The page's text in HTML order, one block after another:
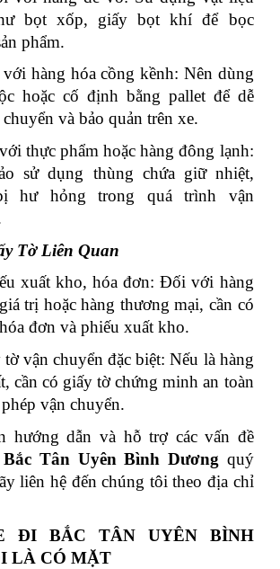
bọt xốp, giấy bọt khí để bọc
phẩm.
hàng hóa cồng kềnh: Nên dùng
hoặc cố định bằng pallet để dễ
và bảo quản trên xe.
thực phẩm hoặc hàng đông lạnh:
sử dụng thùng chứa giữ nhiệt,
hư hỏng trong quá trình vận
Tờ Liên Quan
xuất kho, hóa đơn: Đối với hàng
trị hoặc hàng thương mại, cần có
đơn và phiếu xuất kho.
tờ vận chuyển đặc biệt: Nếu là hàng
cần có giấy tờ chứng minh an toàn
vận chuyển.
hướng dẫn và hỗ trợ các vấn đề
Tân Uyên Bình Dương quý
liên hệ đến chúng tôi theo địa chỉ
ĐI BẮC TÂN UYÊN BÌNH
LÀ CÓ MẶT